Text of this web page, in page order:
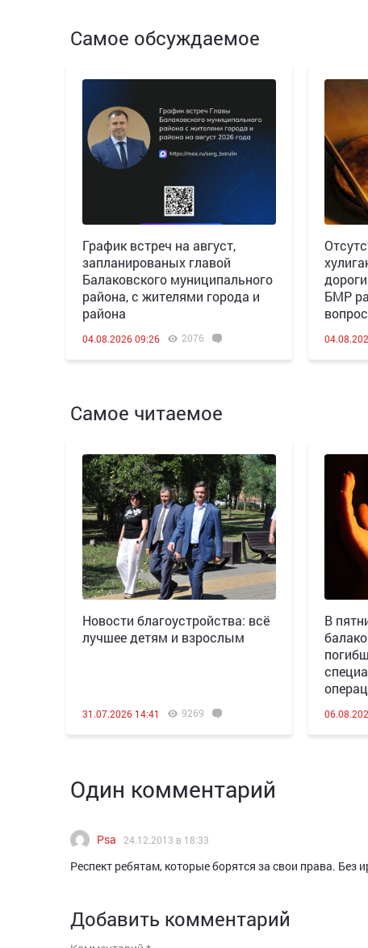
Самое обсуждаемое
График встреч на август,
запланированых главой
Балаковского муниципального
района, с жителями города и
района
04.08.2026 09:26 2076
БМР
Самое читаемое
Новости благоустройства: всё
лучшее детям и взрослым
31.07.2026 14:41 9269
В
Один комментарий
Psa 24.12.2013 в 18:33
Респект ребятам, которые борятся за свои права. Без
Добавить комментарий